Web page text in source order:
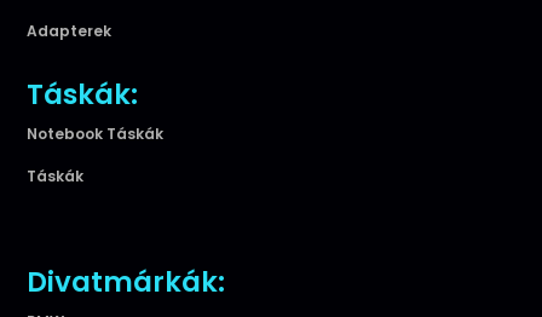
Adapterek
Táskák:
Notebook Táskák
Táskák
Divatmárkák: